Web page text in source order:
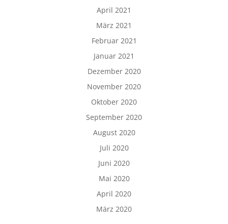
April 2021
März 2021
Februar 2021
Januar 2021
Dezember 2020
November 2020
Oktober 2020
September 2020
August 2020
Juli 2020
Juni 2020
Mai 2020
April 2020
März 2020